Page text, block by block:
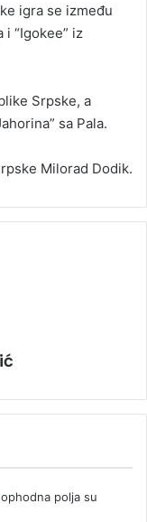
igra se između
i “Igokee” iz
Srpske, a
sa Pala.
Milorad Dodik.
polja su